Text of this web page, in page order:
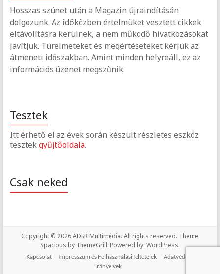
Hosszas szünet után a Magazin újraindításán
dolgozunk. Az időközben értelmüket vesztett cikkek
eltávolításra kerülnek, a nem működő hivatkozásokat
javítjuk. Türelmeteket és megértéseteket kérjük az
átmeneti időszakban. Amint minden helyreáll, ez az
információs üzenet megszűnik.
Tesztek
Itt érhető el az évek során készült részletes eszköz
tesztekgyűjtőoldala.
Csak neked
Copyright © 2026ADSR Multimédia. All rights reserved. Theme
Spacious by ThemeGrill. Powered by: WordPress.
Kapcsolat Impresszum és Felhasználási feltételek
Adatvédelmi
irányelvek